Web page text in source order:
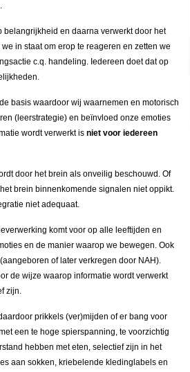
belangrijkheid en daarna verwerkt door het
in staat om erop te reageren en zetten we
c.q. handeling. Iedereen doet dat op
basis waardoor wij waarnemen en motorisch
(leerstrategie) en beïnvloed onze emoties
wordt verwerkt is niet voor iedereen
door het brein als onveilig beschouwd. Of
brein binnenkomende signalen niet oppikt.
niet adequaat.
komt voor op alle leeftijden en
en de manier waarop we bewegen. Ook
of later verkregen door NAH).
de wijze waarop informatie wordt verwerkt
zijn.
prikkels (ver)mijden of er bang voor
een te hoge spierspanning, te voorzichtig
hebben met eten, selectief zijn in het
aan sokken, kriebelende kledinglabels en